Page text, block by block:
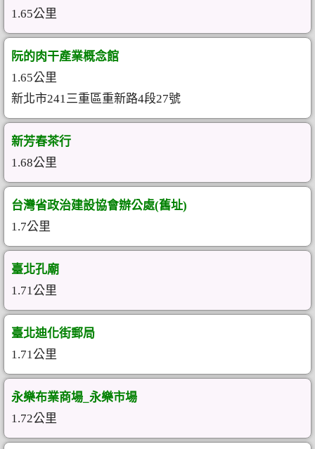
1.65公里
阮的肉干產業概念館
1.65公里
新北市241三重區重新路4段27號
新芳春茶行
1.68公里
台灣省政治建設協會辦公處(舊址)
1.7公里
臺北孔廟
1.71公里
臺北迪化街郵局
1.71公里
永樂布業商場_永樂市場
1.72公里